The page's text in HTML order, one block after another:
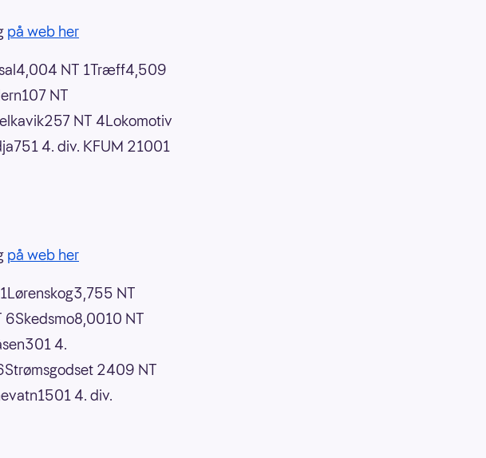
på web her
NT 1Træff4,509
NT
NT 4Lokomotiv
4. div. KFUM 21001
på web her
NT
NT
4.
2409 NT
4. div.